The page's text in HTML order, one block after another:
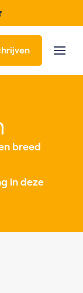
breed
in deze